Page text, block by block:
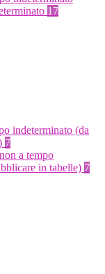
17
indeterminato (da
7
a tempo
in tabelle) 7